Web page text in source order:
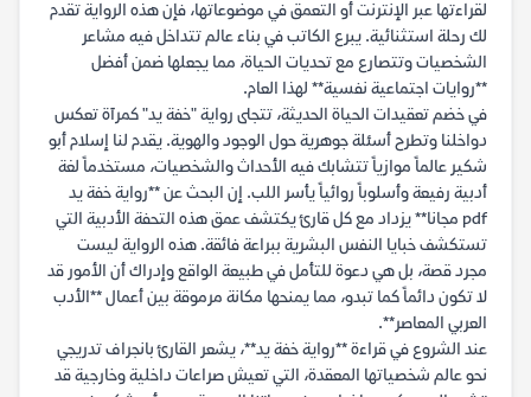
لقراءتها عبر الإنترنت أو التعمق في موضوعاتها، فإن هذه الرواية تقدم
لك رحلة استثنائية. يبرع الكاتب في بناء عالم تتداخل فيه مشاعر
الشخصيات وتتصارع مع تحديات الحياة، مما يجعلها ضمن أفضل
**روايات اجتماعية نفسية** لهذا العام.
في خضم تعقيدات الحياة الحديثة، تتجلى رواية "خفة يد" كمرآة تعكس
دواخلنا وتطرح أسئلة جوهرية حول الوجود والهوية. يقدم لنا إسلام أبو
شكير عالماً موازياً تتشابك فيه الأحداث والشخصيات، مستخدماً لغة
أدبية رفيعة وأسلوباً روائياً يأسر اللب. إن البحث عن **رواية خفة يد
pdf مجانا** يزداد مع كل قارئ يكتشف عمق هذه التحفة الأدبية التي
تستكشف خبايا النفس البشرية ببراعة فائقة. هذه الرواية ليست
مجرد قصة، بل هي دعوة للتأمل في طبيعة الواقع وإدراك أن الأمور قد
لا تكون دائماً كما تبدو، مما يمنحها مكانة مرموقة بين أعمال **الأدب
العربي المعاصر**.
عند الشروع في قراءة **رواية خفة يد**، يشعر القارئ بانجراف تدريجي
نحو عالم شخصياتها المعقدة، التي تعيش صراعات داخلية وخارجية قد